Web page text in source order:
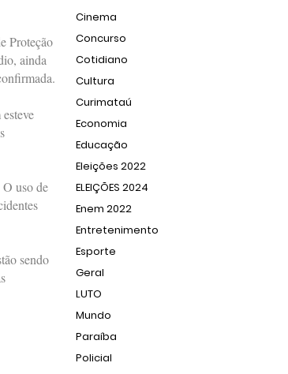
Proteção
ainda
O uso de
sendo
Cinema
Concurso
Cotidiano
Cultura
Curimataú
Economia
Educação
Eleições 2022
ELEIÇÕES 2024
Enem 2022
Entretenimento
Esporte
Geral
LUTO
Mundo
Paraíba
Policial